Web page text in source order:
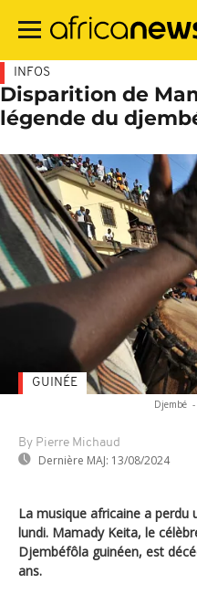
contenu
INFOS
Disparition de
légende du
Djembé -
By Pierre Michaud
Dernière MAJ: 13/08/2024
GUINÉE
La musique africaine a perdu
lundi. Mamady Keita, le
Djembéfôla guinéen, est
ans.